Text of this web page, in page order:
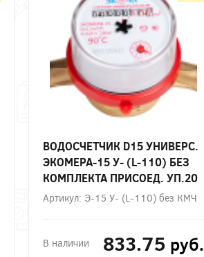
ВОДОСЧЕТЧИК D15 УНИВЕРС.
ЭКОМЕРА-15 У- (L-110) БЕЗ
КОМПЛЕКТА ПРИСОЕД. УП.20
Артикул: Э-15 У- (L-110) без КМЧ
В наличии 833.75 руб.